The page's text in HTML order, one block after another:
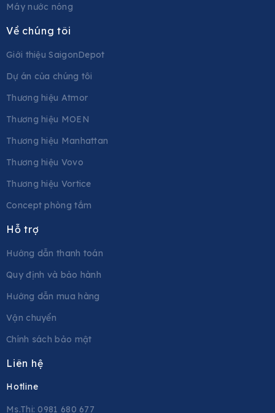
Máy nước nóng
Về chúng tôi
Giới thiệu SaigonDepot
Dự án của chúng tôi
Thương hiệu Atmor
Thương hiệu MOEN
Thương hiệu Manhattan
Thương hiệu Vovo
Thương hiệu Vortice
Concept phòng tắm
Hỗ trợ
Hướng dẫn thanh toán
Quy định và bảo hành
Hướng dẫn mua hàng
Vận chuyển
Chính sách bảo mật
Liên hệ
Hotline
Ms.Thi: 0981 680 677